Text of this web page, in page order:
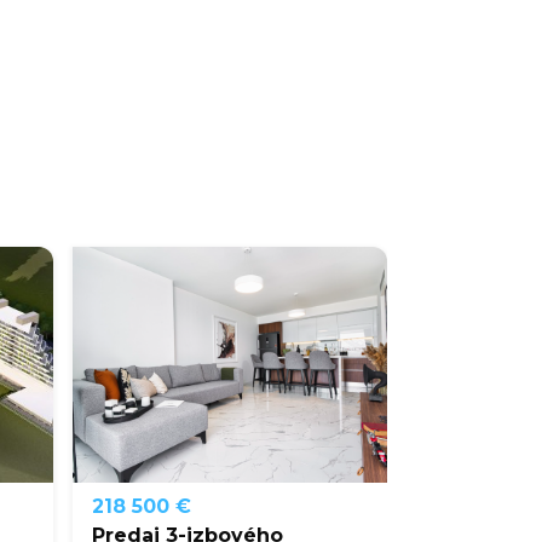
218 500 €
Predaj 3-izbového